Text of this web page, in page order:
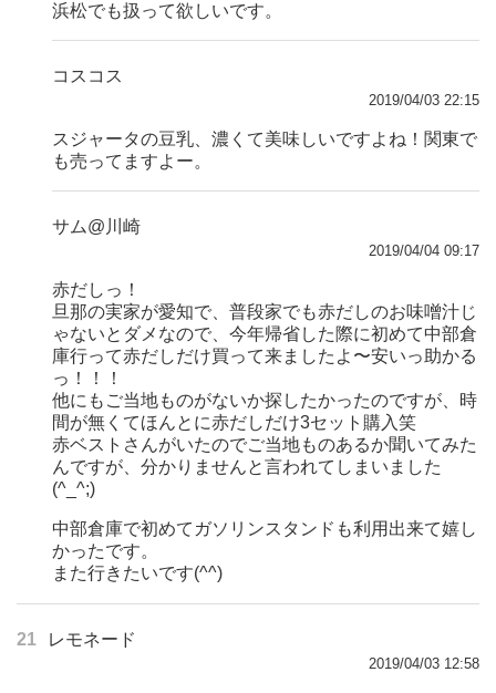
浜松でも扱って欲しいです。
コスコス
2019/04/03 22:15
スジャータの豆乳、濃くて美味しいですよね！関東で
も売ってますよー。
サム@川崎
2019/04/04 09:17
赤だしっ！
旦那の実家が愛知で、普段家でも赤だしのお味噌汁じ
ゃないとダメなので、今年帰省した際に初めて中部倉
庫行って赤だしだけ買って来ましたよ〜安いっ助かる
っ！！！
他にもご当地ものがないか探したかったのですが、時
間が無くてほんとに赤だしだけ3セット購入笑
赤ベストさんがいたのでご当地ものあるか聞いてみた
んですが、分かりませんと言われてしまいました
(^_^;)
中部倉庫で初めてガソリンスタンドも利用出来て嬉し
かったです。
また行きたいです(^^)
21 レモネード
2019/04/03 12:58